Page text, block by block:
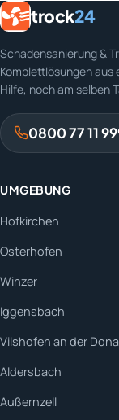
trock24
Schadensanierung &
Komplettlösungen aus
Hilfe, noch am selben
0800 77 11
UMGEBUNG
Hofkirchen
Osterhofen
Winzer
Iggensbach
Vilshofen an der
Aldersbach
Außernzell